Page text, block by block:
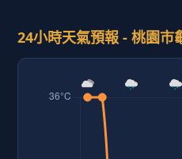
24小時天氣預報 - 桃園市